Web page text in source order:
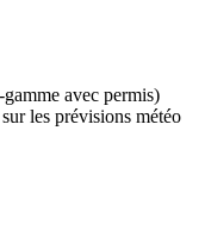
avec permis)
les prévisions météo